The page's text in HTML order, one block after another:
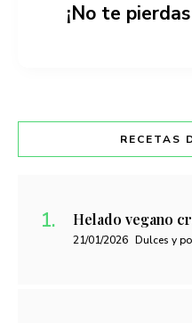
¡No te
RECETAS
Helado vegano
21/01/2026 Dulces y